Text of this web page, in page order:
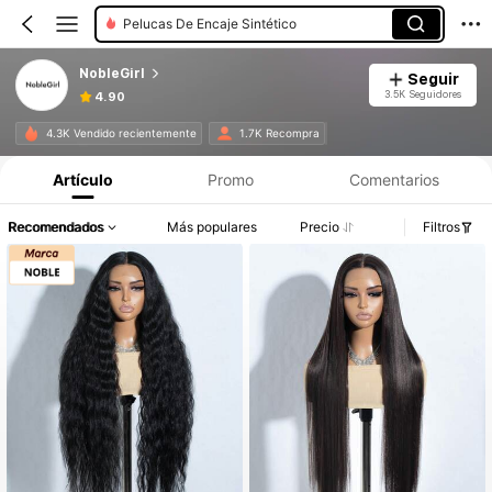
Pelucas De Encaje Sintético
NobleGirl
4.90
Seguir
3.5K Seguidores
4.3K Vendido recientemente 1.7K Recompra
Artículo Promo Comentarios
Recomendados Más populares Precio Filtros